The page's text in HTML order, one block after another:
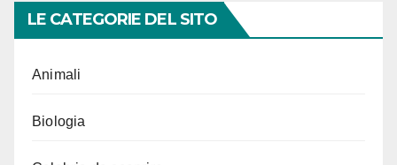
LE CATEGORIE DEL SITO
Animali
Biologia